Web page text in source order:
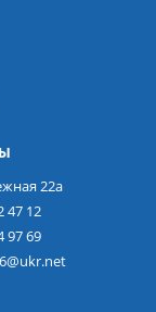
22а
47 12
97 69